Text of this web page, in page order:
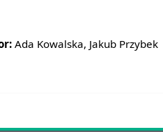
Ada Kowalska, Jakub Przybek